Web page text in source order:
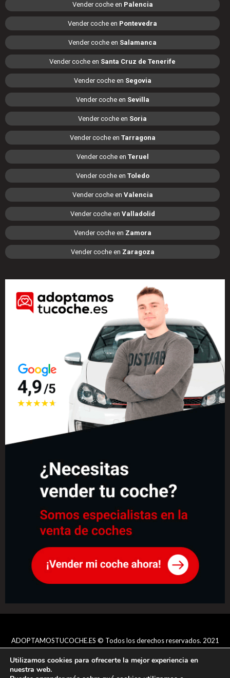
Vender coche en Palencia
Vender coche en Pontevedra
Vender coche en Salamanca
Vender coche en Santa Cruz de Tenerife
Vender coche en Segovia
Vender coche en Sevilla
Vender coche en Soria
Vender coche en Tarragona
Vender coche en Teruel
Vender coche en Toledo
Vender coche en Valencia
Vender coche en Valladolid
Vender coche en Zamora
Vender coche en Zaragoza
ADOPTAMOSTUCOCHE.ES © Todos los derechos reservados. 2021
Condiciones generales
Utilizamos cookies para ofrecerte la mejor experiencia en
nuestra web.